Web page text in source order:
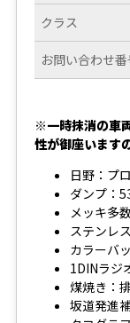
クラス
お問い合わせ番
※一時抹消の車
性が御座います
日野：プ
ダンプ：
メッキ多
ステンレ
カラーバ
1DINラジ
煤焼き：
坂道発進